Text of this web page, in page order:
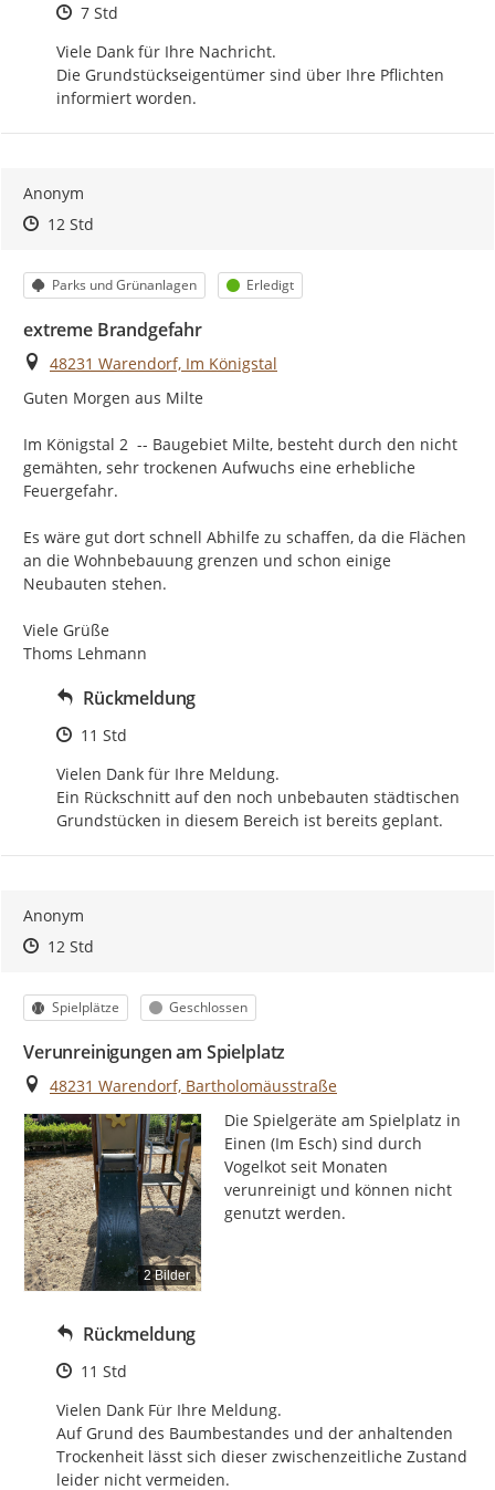
Zeitpunkt des Erstellens
7 Std
Viele Dank für Ihre Nachricht.
Die Grundstückseigentümer sind über Ihre Pflichten
informiert worden.
Anonym
Zeitpunkt des Erstellens
Zeitpunkt des Erstellens
12 StdZur Äußerung
Kategorie
Parks und Grünanlagen Status
Erledigt
extreme Brandgefahr
Ort
48231 Warendorf, Im Königstal
Guten Morgen aus Milte
Im Königstal 2  -- Baugebiet Milte, besteht durch den nicht
gemähten, sehr trockenen Aufwuchs eine erhebliche
Feuergefahr.
Es wäre gut dort schnell Abhilfe zu schaffen, da die Flächen
an die Wohnbebauung grenzen und schon einige
Neubauten stehen.
Viele Grüße
Thoms Lehmann
Rückmeldung
Zeitpunkt des Erstellens
11 Std
Vielen Dank für Ihre Meldung.
Ein Rückschnitt auf den noch unbebauten städtischen
Grundstücken in diesem Bereich ist bereits geplant.
Anonym
Zeitpunkt des Erstellens
Zeitpunkt des Erstellens
12 StdZur Äußerung
Kategorie
Spielplätze Status
Geschlossen
Verunreinigungen am Spielplatz
Ort
48231 Warendorf, Bartholomäusstraße
2 Bilder
Die Spielgeräte am Spielplatz in
Einen (Im Esch) sind durch
Vogelkot seit Monaten
verunreinigt und können nicht
genutzt werden.
Rückmeldung
Zeitpunkt des Erstellens
11 Std
Vielen Dank Für Ihre Meldung.
Auf Grund des Baumbestandes und der anhaltenden
Trockenheit lässt sich dieser zwischenzeitliche Zustand
leider nicht vermeiden.